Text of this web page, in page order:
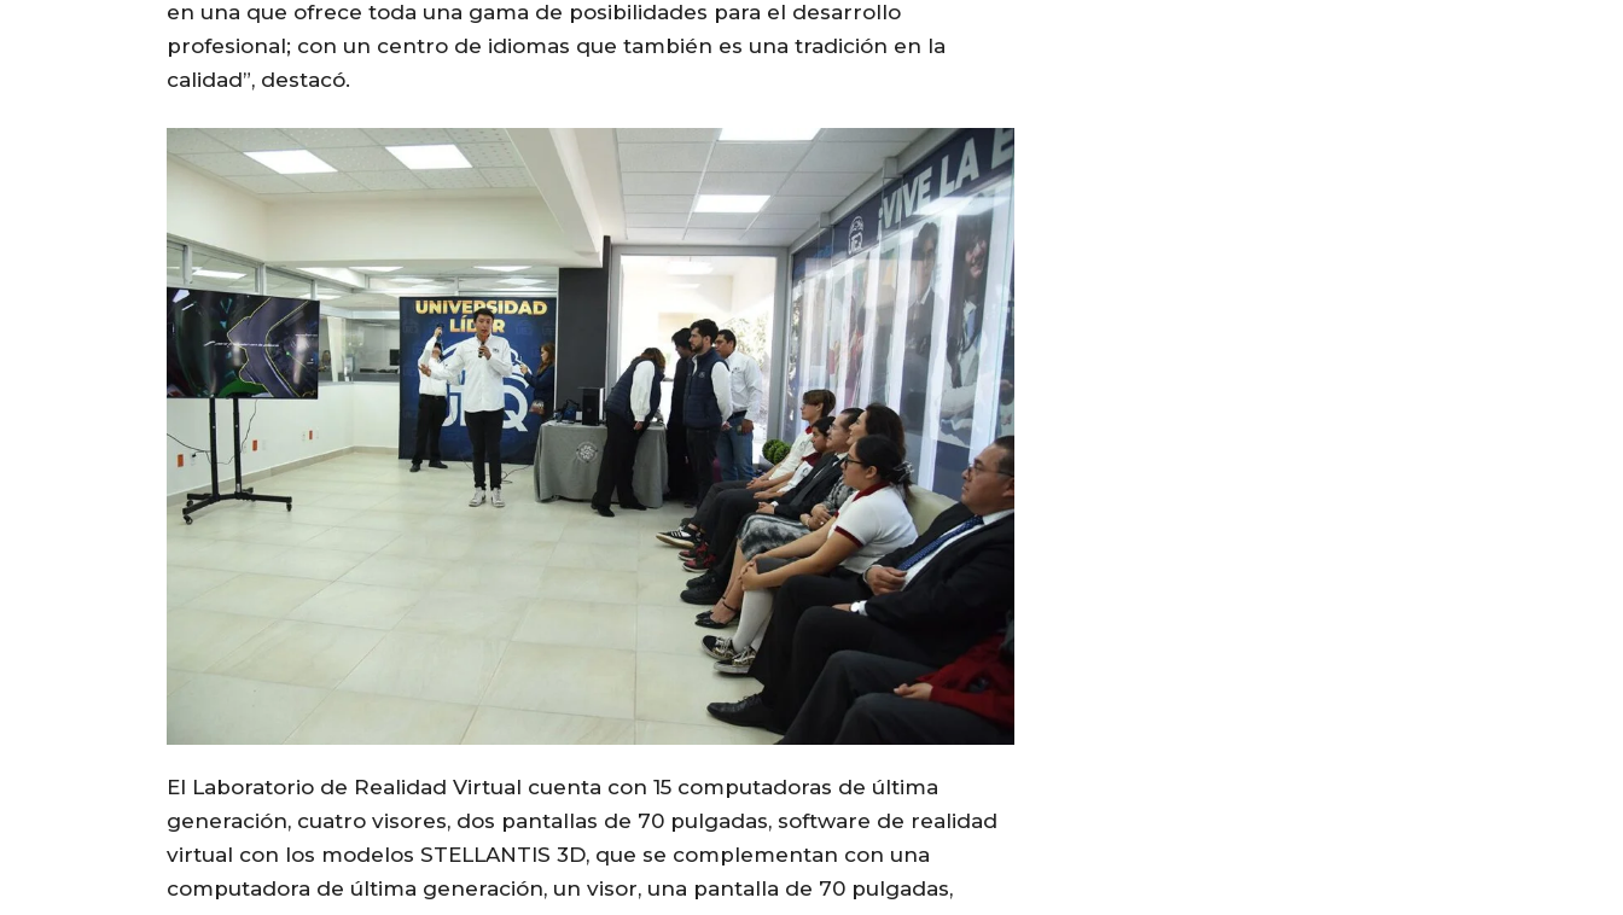
en una que ofrece toda una gama de posibilidades para el desarrollo
profesional; con un centro de idiomas que también es una tradición en la
calidad”, destacó.
El Laboratorio de Realidad Virtual cuenta con 15 computadoras de última
generación, cuatro visores, dos pantallas de 70 pulgadas, software de realidad
virtual con los modelos STELLANTIS 3D, que se complementan con una
computadora de última generación, un visor, una pantalla de 70 pulgadas,